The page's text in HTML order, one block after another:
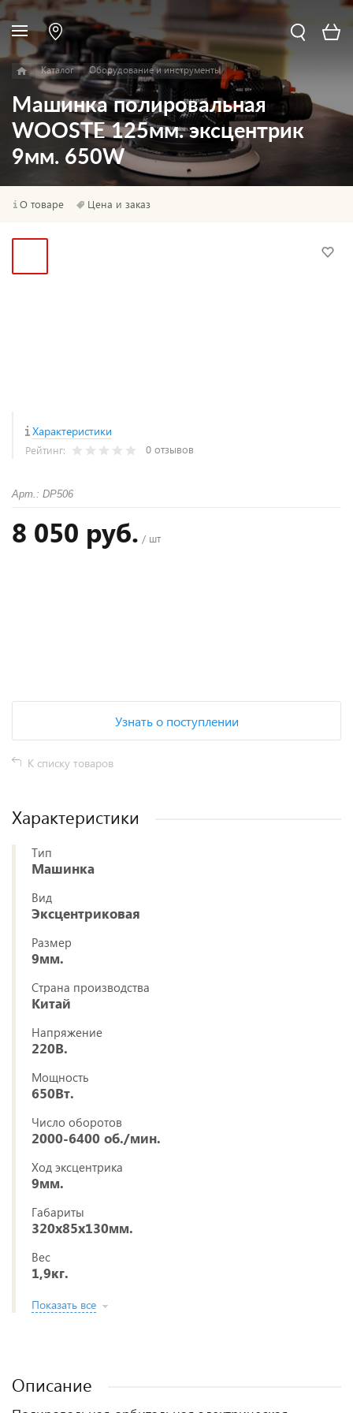
Каталог Оборудование и инструменты
Машинка полировальная
WOOSTE 125мм. эксцентрик
9мм. 650W
О товаре Цена и заказ
Характеристики
Рейтинг: 0 отзывов
Арт.: DP506
8 050 руб. / шт
Узнать о поступлении
К списку товаров
Характеристики
Тип
Машинка
Вид
Эксцентриковая
Размер
9мм.
Страна производства
Китай
Напряжение
220В.
Мощность
650Вт.
Число оборотов
2000-6400 об./мин.
Ход эксцентрика
9мм.
Габариты
320х85х130мм.
Вес
1,9кг.
Показать все
Описание